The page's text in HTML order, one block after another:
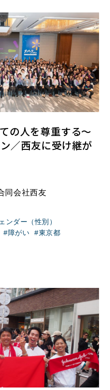
の人を尊重する～
／西友に受け継が
同会社西友
ンダー（性別）
障がい
東京都